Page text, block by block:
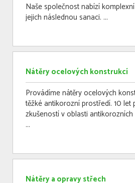
Naše společnost nabízí
jejich následnou sanaci. ...
Nátěry ocelových konstrukcí
Provádíme nátěry ocelových
těžké antikorozní prostředí. 10 let
zkušeností v oblasti
...
Nátěry a opravy střech